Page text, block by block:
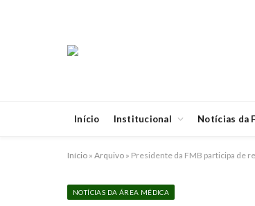
Início Institucional Notícias da
Início » Arquivo » Presidente da FMB participa de
NOTÍCIAS DA ÁREA MÉDICA